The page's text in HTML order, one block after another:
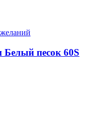
песок 60S